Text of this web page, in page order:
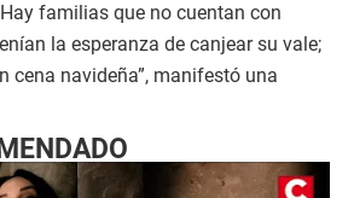
familias que no cuentan con
la esperanza de canjear su vale;
cena navideña”, manifestó una